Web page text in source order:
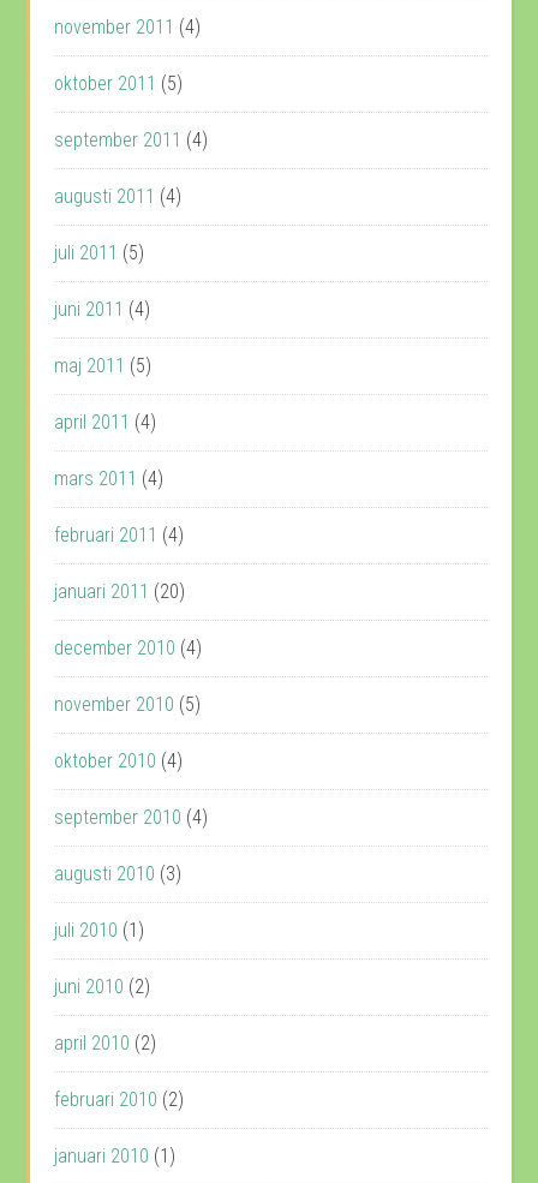
november 2011 (4)
oktober 2011 (5)
september 2011 (4)
augusti 2011 (4)
juli 2011 (5)
juni 2011 (4)
maj 2011 (5)
april 2011 (4)
mars 2011 (4)
februari 2011 (4)
januari 2011 (20)
december 2010 (4)
november 2010 (5)
oktober 2010 (4)
september 2010 (4)
augusti 2010 (3)
juli 2010 (1)
juni 2010 (2)
april 2010 (2)
februari 2010 (2)
januari 2010 (1)